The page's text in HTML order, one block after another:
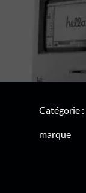
Catégorie :
marque